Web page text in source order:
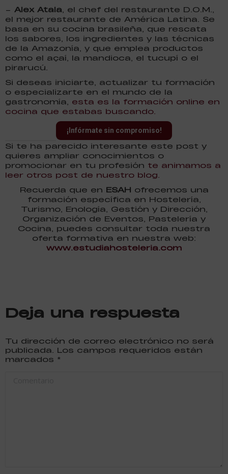
– Alex Atala, el chef del restaurante D.O.M.,
el mejor restaurante de América Latina. Se
basa en su cocina brasileña, que rescata
los sabores, los ingredientes y las técnicas
de la Amazonía, y que emplea productos
como el açaí, la mandioca, el tucupí o el
pirarucú.
Si deseas iniciarte, actualizar tu formación
o especializarte en el mundo de la
gastronomía, esta es la formación online en
cocina que estabas buscando.
¡Infórmate sin compromiso!
Si te ha parecido interesante este post y
quieres ampliar conocimientos o
promocionar en tu profesión te animamos a
leer otros post de nuestro blog.
Recuerda que en ESAH ofrecemos una
formación específica en Hostelería,
Turismo, Enología, Gestión y Dirección,
Organización de Eventos, Pastelería y
Cocina, puedes consultar toda nuestra
oferta formativa en nuestra web:
www.estudiahosteleria.com
Deja una respuesta
Tu dirección de correo electrónico no será
publicada. Los campos requeridos están
marcados *